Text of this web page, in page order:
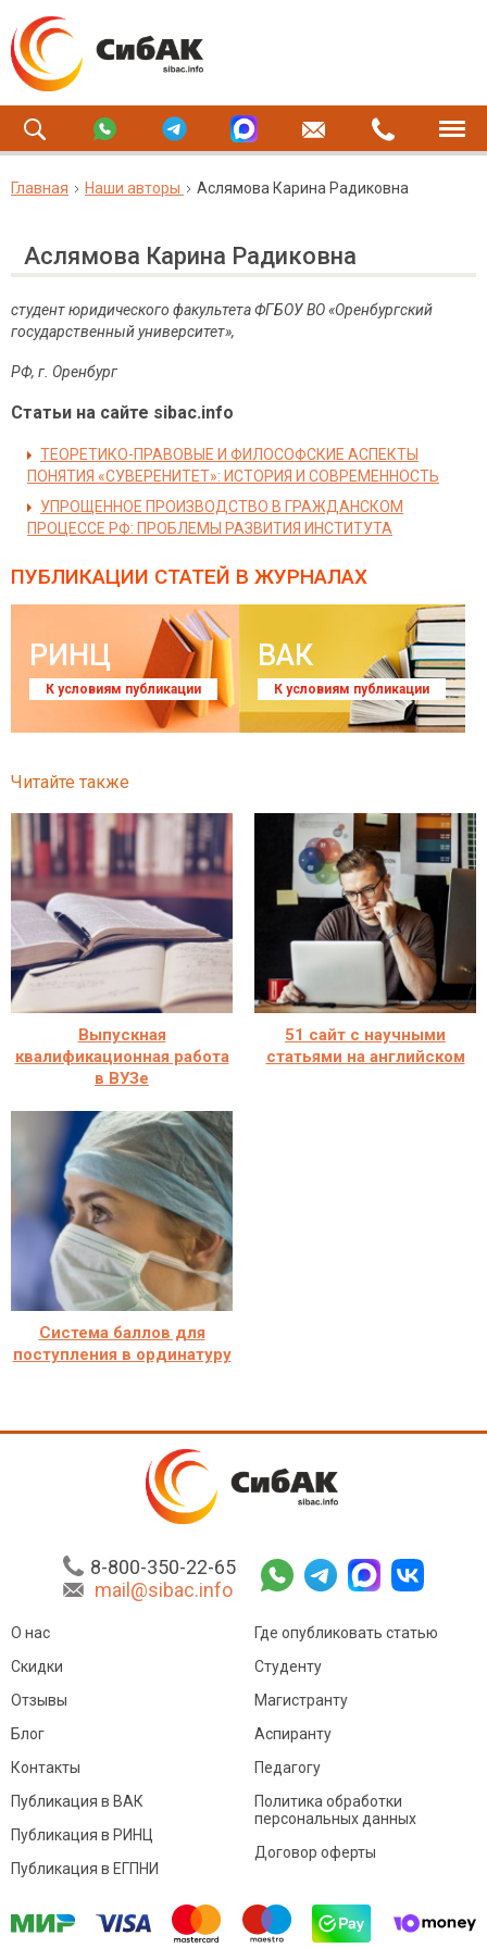
Главная Наши авторы Аслямова Карина Радиковна
Аслямова Карина Радиковна
студент юридического факультета ФГБОУ ВО «Оренбургский
государственный университет»,
РФ, г. Оренбург
Статьи на сайте sibac.info
ТЕОРЕТИКО-ПРАВОВЫЕ И ФИЛОСОФСКИЕ АСПЕКТЫ
ПОНЯТИЯ «СУВЕРЕНИТЕТ»: ИСТОРИЯ И СОВРЕМЕННОСТЬ
УПРОЩЕННОЕ ПРОИЗВОДСТВО В ГРАЖДАНСКОМ
ПРОЦЕССЕ РФ: ПРОБЛЕМЫ РАЗВИТИЯ ИНСТИТУТА
ПУБЛИКАЦИИ СТАТЕЙ В ЖУРНАЛАХ
РИНЦ
К условиям публикации
ВАК
К условиям публикации
Читайте также
Выпускная
квалификационная работа
в ВУЗе
51 сайт с научными
статьями на английском
Система баллов для
поступления в ординатуру
8-800-350-22-65
mail@sibac.info
О нас
Скидки
Отзывы
Блог
Контакты
Где опубликовать статью
Студенту
Магистранту
Аспиранту
Педагогу
Публикация в ВАК
Публикация в РИНЦ
Публикация в ЕГПНИ
Политика обработки
персональных данных
Договор оферты